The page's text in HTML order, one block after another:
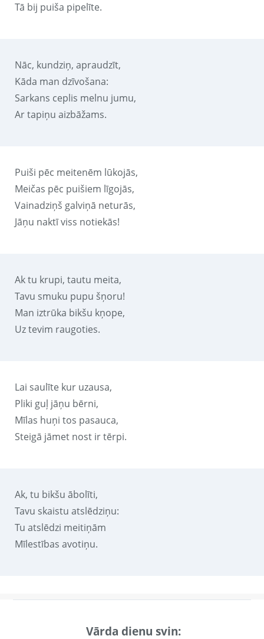
Tā bij puiša pipelīte.
Nāc, kundziņ, apraudzīt,
Kāda man dzīvošana:
Sarkans ceplis melnu jumu,
Ar tapiņu aizbāžams.
Puiši pēc meitenēm lūkojās,
Meičas pēc puišiem līgojās,
Vainadziņš galviņā neturās,
Jāņu naktī viss notiekās!
Ak tu krupi, tautu meita,
Tavu smuku pupu šņoru!
Man iztrūka bikšu kņope,
Uz tevim raugoties.
Lai saulīte kur uzausa,
Pliki guļ jāņu bērni,
Mīlas huņi tos pasauca,
Steigā jāmet nost ir tērpi.
Ak, tu bikšu ābolīti,
Tavu skaistu atslēdziņu:
Tu atslēdzi meitiņām
Mīlestības avotiņu.
Vārda dienu svin: